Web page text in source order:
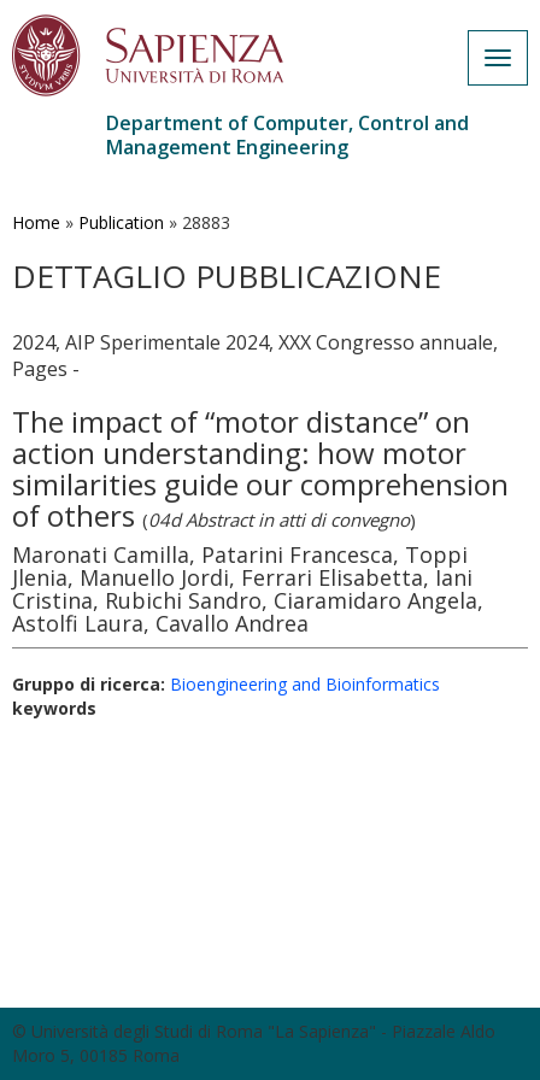
main
Department of Computer, Control and
Management Engineering
Home » Publication » 28883
DETTAGLIO PUBBLICAZIONE
2024, AIP Sperimentale 2024, XXX Congresso annuale,
Pages -
The impact of “motor distance” on
action understanding: how motor
similarities guide our comprehension
of others (04d Abstract in atti di convegno)
Maronati Camilla, Patarini Francesca, Toppi
Jlenia, Manuello Jordi, Ferrari Elisabetta, Iani
Cristina, Rubichi Sandro, Ciaramidaro Angela,
Astolfi Laura, Cavallo Andrea
Gruppo di ricerca: Bioengineering and Bioinformatics
keywords
© Università degli Studi di Roma "La Sapienza" - Piazzale Aldo
Moro 5, 00185 Roma